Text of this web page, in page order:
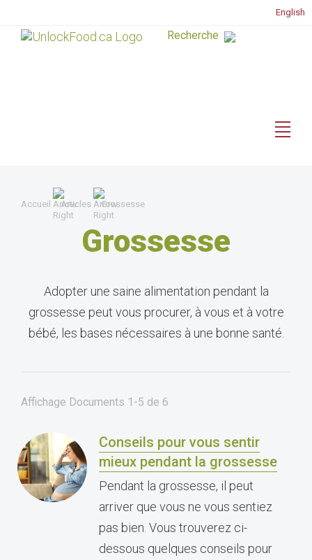
English
Accueil Articles Grossesse
Grossesse
Adopter une saine alimentation pendant la
grossesse peut vous procurer, à vous et à votre
bébé, les bases nécessaires à une bonne santé.
Affichage Documents 1-5 de 6
Conseils pour vous sentir
mieux pendant la grossesse
Pendant la grossesse, il peut
arriver que vous ne vous sentiez
pas bien. Vous trouverez ci-
dessous quelques conseils pour